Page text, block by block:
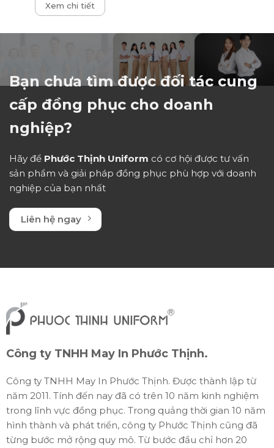
xếp
hạng
Xem chi tiết
Bạn chưa tìm được đối tác cung
cấp đồng phục cho doanh
nghiệp?
Hãy để Phước Thịnh Uniform có cơ hội được tư vấn
sản phẩm và giải pháp đồng phục phù hợp với doanh
nghiệp của bạn nhất
Liên hệ ngay
Công ty TNHH May In Phước Thịnh.
Công ty TNHH May In Phước Thịnh. Được thành lập từ
năm 2011. Tính đến nay đã có trên 10 năm kinh nghiệm
trong lĩnh vực đồng phục. Trong quảng thời gian 10 năm
hình thành và phát triển, công ty Phước Thịnh cũng đã
từng bước mở rộng quy mô. Từ bước đầu chỉ hơn 20